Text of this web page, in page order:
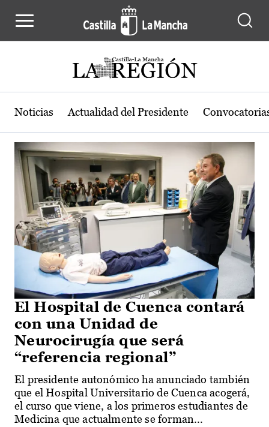
Actualidad de la región de Castilla-
Noticias Actualidad del Presidente
El Hospital de Cuenca contará
con una Unidad de
Neurocirugía que será
“referencia regional”
El presidente autonómico ha anunciado también
que el Hospital Universitario de Cuenca acogerá,
el curso que viene, a los primeros estudiantes de
Medicina que actualmente se forman...